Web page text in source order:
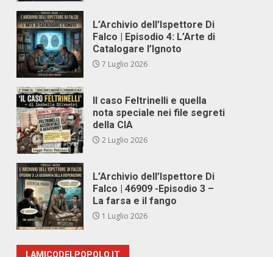
L’Archivio dell’Ispettore Di
Falco | Episodio 4: L’Arte di
Catalogare l’Ignoto
7 Luglio 2026
Il caso Feltrinelli e quella
nota speciale nei file segreti
della CIA
2 Luglio 2026
L’Archivio dell’Ispettore Di
Falco | 46909 -Episodio 3 –
La farsa e il fango
1 Luglio 2026
LAMICODELPOPOLO.IT